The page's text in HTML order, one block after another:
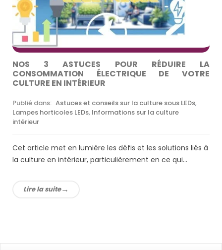
NOS 3 ASTUCES POUR RÉDUIRE LA
CONSOMMATION ÉLECTRIQUE DE VOTRE
CULTURE EN INTÉRIEUR
Publié dans: Astuces et conseils sur la culture sous LEDs,
Lampes horticoles LEDs, Informations sur la culture
intérieur
Cet article met en lumière les défis et les solutions liés à
la culture en intérieur, particulièrement en ce qui...
Lire la suite